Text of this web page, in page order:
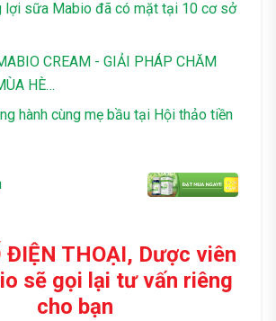
lợi sữa Mabio đã có mặt tại 10 cơ sở
CREAM - GIẢI PHÁP CHĂM
HÈ…
hành cùng mẹ bầu tại Hội thảo tiền
ĐIỆN THOẠI, Dược viên
sẽ gọi lại tư vấn riêng
cho bạn